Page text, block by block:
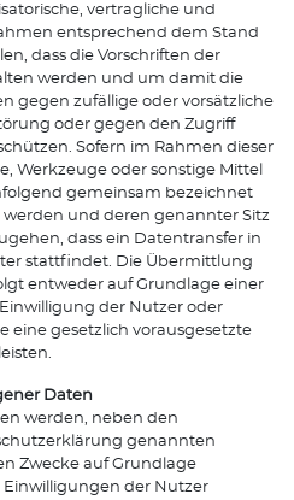
vertragliche und
entsprechend dem Stand
dass die Vorschriften der
werden und um damit die
gegen zufällige oder vorsätzliche
oder gegen den Zugriff
Sofern im Rahmen dieser
Werkzeuge oder sonstige Mittel
gemeinsam bezeichnet
werden und deren genannter Sitz
dass ein Datentransfer in
stattfindet. Die Übermittlung
entweder auf Grundlage einer
der Nutzer oder
eine gesetzlich vorausgesetzte
Daten
werden, neben den
genannten
Zwecke auf Grundlage
Einwilligungen der Nutzer